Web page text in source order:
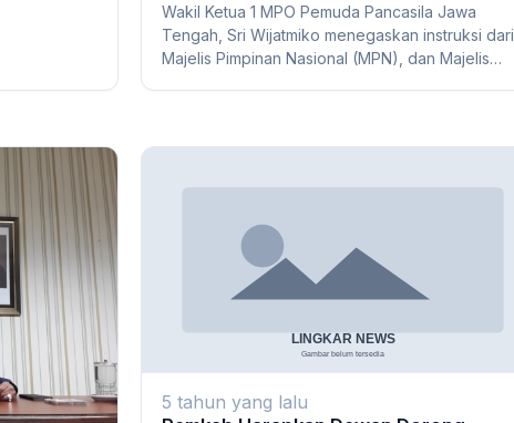
Wakil Ketua 1 MPO Pemuda Pancasila Jawa
Tengah, Sri Wijatmiko menegaskan instruksi dari
Majelis Pimpinan Nasional (MPN), dan Majelis
5 tahun yang lalu